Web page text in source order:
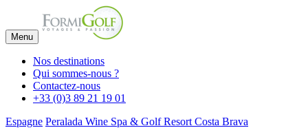
Menu
Nos destinations
Qui sommes-nous ?
Contactez-nous
+33 (0)3 89 21 19 01
Espagne Peralada Wine Spa & Golf Resort Costa Brava